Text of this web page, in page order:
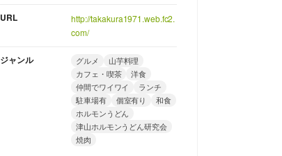
URL
http://takakura1971.web.fc2.
com/
ジャンル グルメ
山芋料理
カフェ・喫茶
洋食
仲間でワイワイ
ランチ
駐車場有
個室有り
和食
ホルモンうどん
津山ホルモンうどん研究会
焼肉